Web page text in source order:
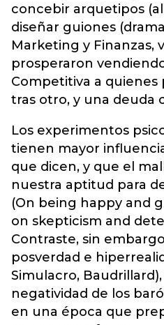
concebir arquetipos
diseñar guiones
Marketing y Finanzas,
prosperaron
Competitiva a
tras otro, y una deuda
Los experimentos
tienen mayor
que dicen, y que el
nuestra aptitud para
(On being happy and
on skepticism and
Contraste, sin
posverdad e
Simulacro,
negatividad de los
en una época que